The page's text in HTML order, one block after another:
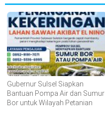
Gubernur Sulsel Siapkan
Bantuan Pompa Air dan Sumur
Bor untuk Wilayah Petanian